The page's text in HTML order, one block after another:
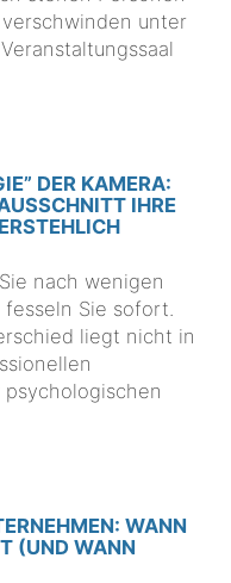
unter
DER KAMERA:
IHRE
nach wenigen
Sie sofort.
liegt nicht in
WANN
(UND WANN